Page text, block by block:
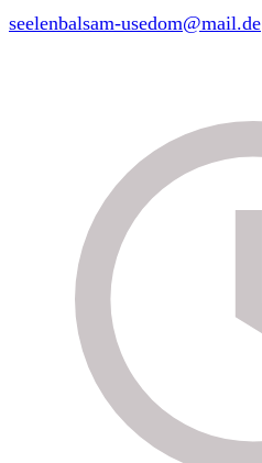
seelenbalsam-usedom@mail.de